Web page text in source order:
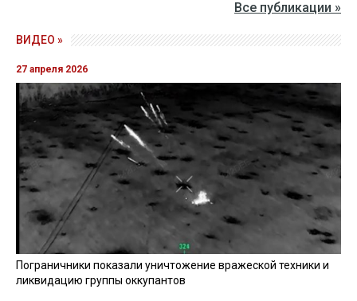
Все публикации »
ВИДЕО »
27 апреля 2026
Пограничники показали уничтожение вражеской техники и
ликвидацию группы оккупантов